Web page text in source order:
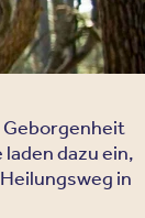
Geborgenheit
dazu ein,
in